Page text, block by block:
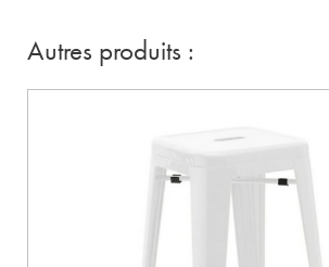
Autres produits :